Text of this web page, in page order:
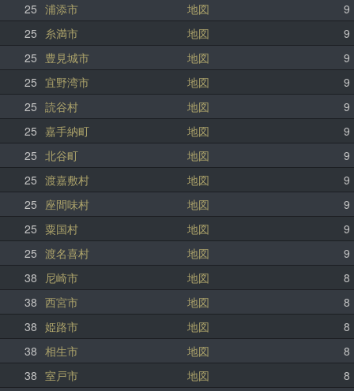
25 浦添市 地図
9
25 糸満市 地図
9
25 豊見城市 地図
9
25 宜野湾市 地図
9
25 読谷村 地図
9
25 嘉手納町 地図
9
25 北谷町 地図
9
25 渡嘉敷村 地図
9
25 座間味村 地図
9
25 粟国村 地図
9
25 渡名喜村 地図
9
38 尼崎市 地図
8
38 西宮市 地図
8
38 姫路市 地図
8
38 相生市 地図
8
38 室戸市 地図
8